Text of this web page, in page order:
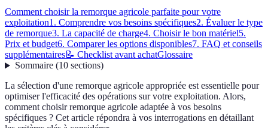
Comment choisir la remorque agricole parfaite pour votre
exploitation1. Comprendre vos besoins spécifiques2. Évaluer le type
de remorque3. La capacité de charge4. Choisir le bon matériel5.
Prix et budget6. Comparer les options disponibles7. FAQ et conseils
supplémentaires📝 Checklist avant achatGlossaire
Sommaire(10 sections)
La sélection d'une remorque agricole appropriée est essentielle pour
optimiser l'efficacité des opérations sur votre exploitation. Alors,
comment choisir remorque agricole adaptée à vos besoins
spécifiques ? Cet article répondra à vos interrogations en détaillant